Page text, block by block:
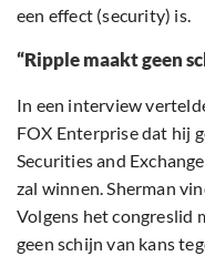
een effect (security) is.
“Ripple maakt geen
In een interview
FOX Enterprise dat hij
Securities and
zal winnen. Sherman
Volgens het congreslid
geen schijn van kans